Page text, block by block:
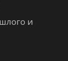
и